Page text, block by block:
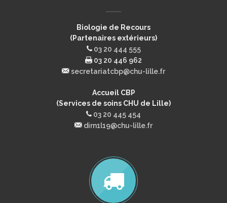
Biologie de Recours
(Partenaires extérieurs)
03 20 444 555
03 20 446 962
secretariatcbp@chu-lille.fr
Accueil CBP
(Services de soins CHU de Lille)
03 20 445 454
dirn1l19@chu-lille.fr